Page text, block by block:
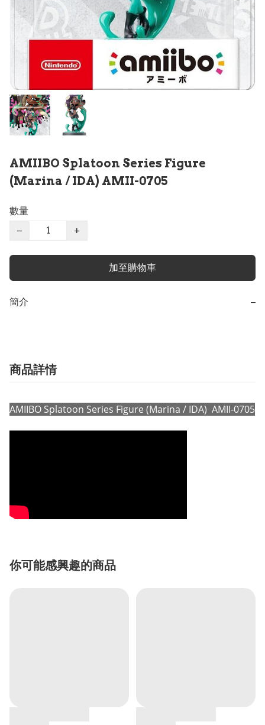
AMIIBO Splatoon Series Figure
(Marina / IDA) AMII-0705
數量
−
+
加至購物車
簡介 −
商品詳情
AMIIBO Splatoon Series Figure (Marina / IDA) AMII-0705
你可能感興趣的商品